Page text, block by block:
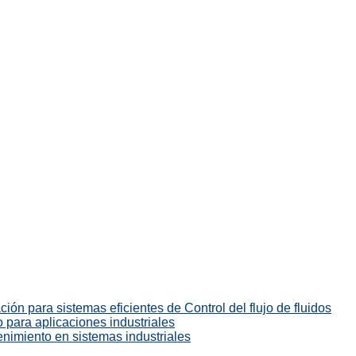
para sistemas eficientes de Control del flujo de fluidos
para aplicaciones industriales
en sistemas industriales